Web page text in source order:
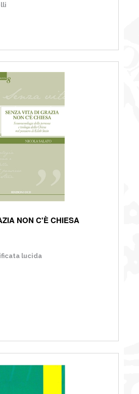
NON C'È CHIESA
lucida